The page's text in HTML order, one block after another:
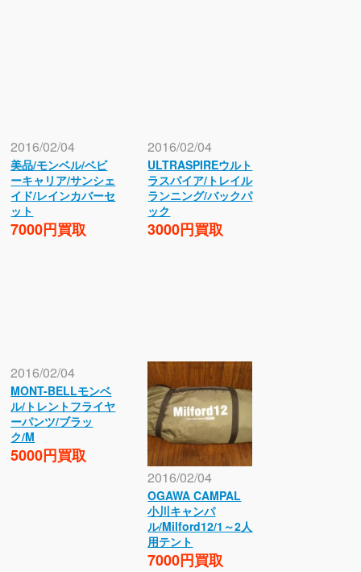
2016/02/04
美品/モンベル/ベビ
ーキャリア/サンシェ
イド/レインカバーセ
ット
7000円買取
2016/02/04
ULTRASPIREウルト
ラスパイア/トレイル
ランニング/バックパ
ック
3000円買取
2016/02/04
MONT-BELLモンベ
ル/トレントフライヤ
ーパンツ/ブラッ
ク/M
5000円買取
2016/02/04
OGAWA CAMPAL
小川キャンパ
ル/Milford12/1～2人
用テント
7000円買取